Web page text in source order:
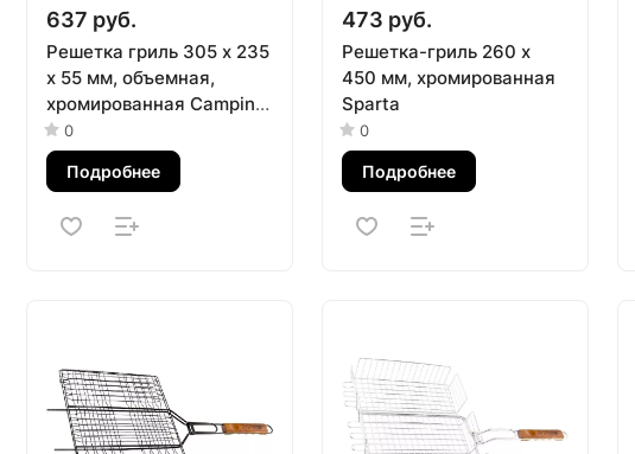
637 руб.
Решетка гриль 305 х 235
х 55 мм, объемная,
хромированная Camping
Palisad
0
Подробнее
473 руб.
Решетка-гриль 260 х
450 мм, хромированная
Sparta
0
Подробнее